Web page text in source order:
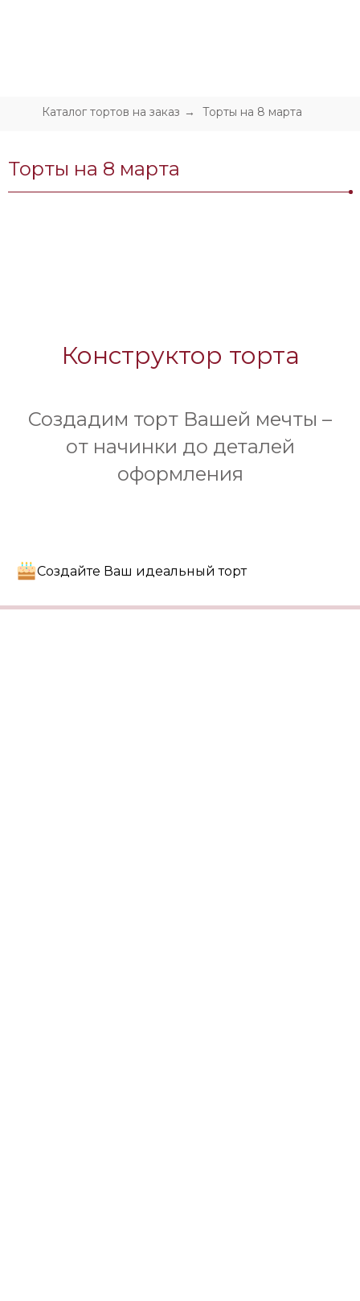
Каталог тортов на заказ → Торты на 8 марта
Торты на 8 марта
Конструктор торта
Создадим торт Вашей мечты –
от начинки до деталей
оформления
Создайте Ваш идеальный торт